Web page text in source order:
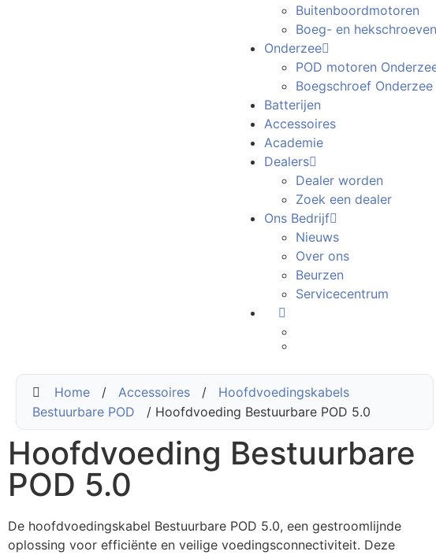
Buitenboordmotoren
Boeg- en hekschroeven
Onderzee
POD motoren
Boegschroef Onderzee
Batterijen
Accessoires
Academie
Dealers
Dealer worden
Zoek een dealer
Ons Bedrijf
Nieuws
Over ons
Beurzen
Servicecentrum
Home / Accessoires /
Hoofdvoedingskabels
Bestuurbare POD
/ Hoofdvoeding Bestuurbare POD 5.0
Hoofdvoeding Bestuurbare
POD 5.0
De hoofdvoedingskabel Bestuurbare POD 5.0, een gestroomlijnde
oplossing voor efficiënte en veilige voedingsconnectiviteit. Deze